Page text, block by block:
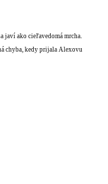
javí ako cieľavedomá mrcha.
chyba, kedy prijala Alexovu